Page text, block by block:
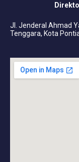
Jl. Jenderal Ahmad
Tenggara, Kota